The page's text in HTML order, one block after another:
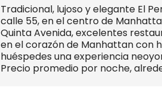
Tradicional, lujoso y elegante El
calle 55, en el centro de
Quinta Avenida, excelentes
en el corazón de Manhattan con
huéspedes una experiencia
Precio promedio por noche,